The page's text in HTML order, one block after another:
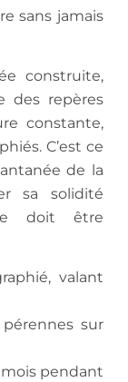
sans jamais
construite,
des repères
constante,
C’est ce
de la
sa solidité
doit être
valant
sur
pendant